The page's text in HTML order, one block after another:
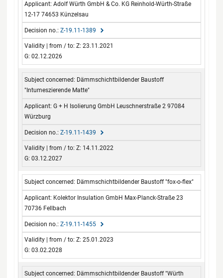
Adolf Würth GmbH & Co. KG Reinhold-Würth-Straße
12-17 74653 Künzelsau
Z-19.11-1389
Z: 23.11.2021
G: 02.12.2026
Dämmschichtbildender Baustoff
"Intumeszierende Matte"
G + H Isolierung GmbH Leuschnerstraße 2 97084
Würzburg
Z-19.11-1439
Z: 14.11.2022
G: 03.12.2027
Dämmschichtbildender Baustoff "fox-o-flex"
Kolektor Insulation GmbH Max-Planck-Straße 23
70736 Fellbach
Z-19.11-1455
Z: 25.01.2023
G: 03.02.2028
Dämmschichtbildender Baustoff "Würth